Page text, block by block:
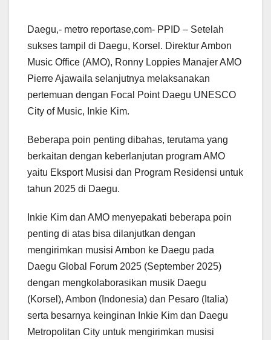
Daegu,- metro reportase,com- PPID – Setelah
sukses tampil di Daegu, Korsel. Direktur Ambon
Music Office (AMO), Ronny Loppies Manajer AMO
Pierre Ajawaila selanjutnya melaksanakan
pertemuan dengan Focal Point Daegu UNESCO
City of Music, Inkie Kim.
Beberapa poin penting dibahas, terutama yang
berkaitan dengan keberlanjutan program AMO
yaitu Eksport Musisi dan Program Residensi untuk
tahun 2025 di Daegu.
Inkie Kim dan AMO menyepakati beberapa poin
penting di atas bisa dilanjutkan dengan
mengirimkan musisi Ambon ke Daegu pada
Daegu Global Forum 2025 (September 2025)
dengan mengkolaborasikan musik Daegu
(Korsel), Ambon (Indonesia) dan Pesaro (Italia)
serta besarnya keinginan Inkie Kim dan Daegu
Metropolitan City untuk mengirimkan musisi